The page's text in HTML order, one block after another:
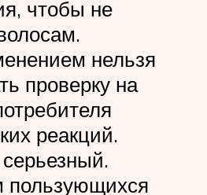
чтобы не
нельзя
проверку на
реакций.
пользующихся